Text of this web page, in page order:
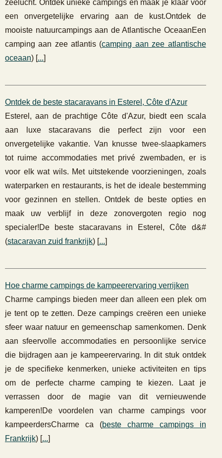
zeelucht. Ontdek unieke campings en maak je klaar voor
een onvergetelijke ervaring aan de kust.Ontdek de
mooiste natuurcampings aan de Atlantische OceaanEen
camping aan zee atlantis (camping aan zee atlantische
oceaan) [...]
Ontdek de beste stacaravans in Esterel, Côte d'Azur
Esterel, aan de prachtige Côte d'Azur, biedt een scala
aan luxe stacaravans die perfect zijn voor een
onvergetelijke vakantie. Van knusse twee-slaapkamers
tot ruime accommodaties met privé zwembaden, er is
voor elk wat wils. Met uitstekende voorzieningen, zoals
waterparken en restaurants, is het de ideale bestemming
voor gezinnen en stellen. Ontdek de beste opties en
maak uw verblijf in deze zonovergoten regio nog
specialer!De beste stacaravans in Esterel, Côte d&#
(stacaravan zuid frankrijk) [...]
Hoe charme campings de kampeerervaring verrijken
Charme campings bieden meer dan alleen een plek om
je tent op te zetten. Deze campings creëren een unieke
sfeer waar natuur en gemeenschap samenkomen. Denk
aan sfeervolle accommodaties en persoonlijke service
die bijdragen aan je kampeerervaring. In dit stuk ontdek
je de specifieke kenmerken, unieke activiteiten en tips
om de perfecte charme camping te kiezen. Laat je
verrassen door de magie van dit vernieuwende
kamperen!De voordelen van charme campings voor
kampeerdersCharme ca (beste charme campings in
Frankrijk) [...]